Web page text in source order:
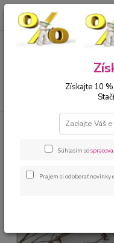
00421 905 612848
Kojenecké
dielna súprava na krst pre
Kojenecká
súprava na
Získajte 10
Súhlasím so
Prajem si odoberať novinky